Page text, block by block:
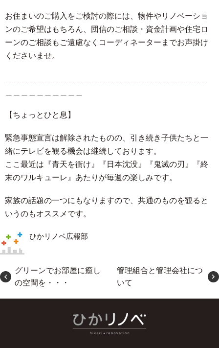
お住まいのご購入をご検討の際には、物件やリノベーショ
ンのご希望はもちろん、団信のご相談・資金計画や住宅ロ
ーンのご相談もご遠慮なくコーディネーターまでお声掛け
くださいませ。
【ちょっとひと息】
緊急事態宣言は解除されたものの、引き続き子供たちと一
緒にテレビを観る機会は継続しております。
ここ最近は『青天を衝け』『日本沈没』『鬼滅の刃』『終
末のワルキューレ』あたりが毎週の楽しみです。
家族の話題の一つにもなりますので、共通のものを観ると
いうのもオススメです。
ひかリノベ広報部
グリーンでお部屋に癒し
の空間を・・・
管理組合と管理会社につ
いて